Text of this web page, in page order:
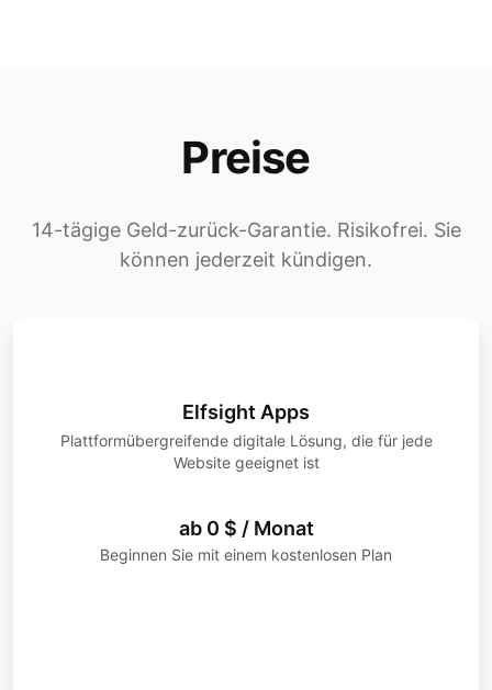
Preise
14-tägige Geld-zurück-Garantie. Risikofrei. Sie
können jederzeit kündigen.
Elfsight Apps
Plattformübergreifende digitale Lösung, die für jede
Website geeignet ist
ab 0 $ / Monat
Beginnen Sie mit einem kostenlosen Plan